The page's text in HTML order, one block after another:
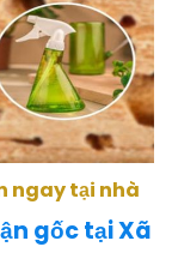
ngay tại nhà
gốc tại Xã